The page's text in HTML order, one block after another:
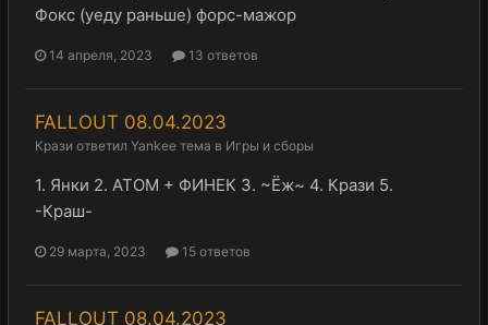
Фокс (уеду раньше) форс-мажор
14 апреля, 2023 13 ответов
FALLOUT 08.04.2023
Крази ответил Yankee тема в Игры и сборы
1. Янки 2. АТОМ + ФИНЕК 3. ~Ёж~ 4. Крази 5.
-Краш-
29 марта, 2023 15 ответов
FALLOUT 08.04.2023